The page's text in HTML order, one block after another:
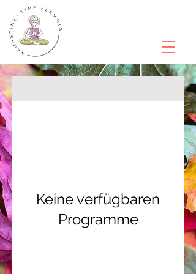
Keine verfügbaren
Programme